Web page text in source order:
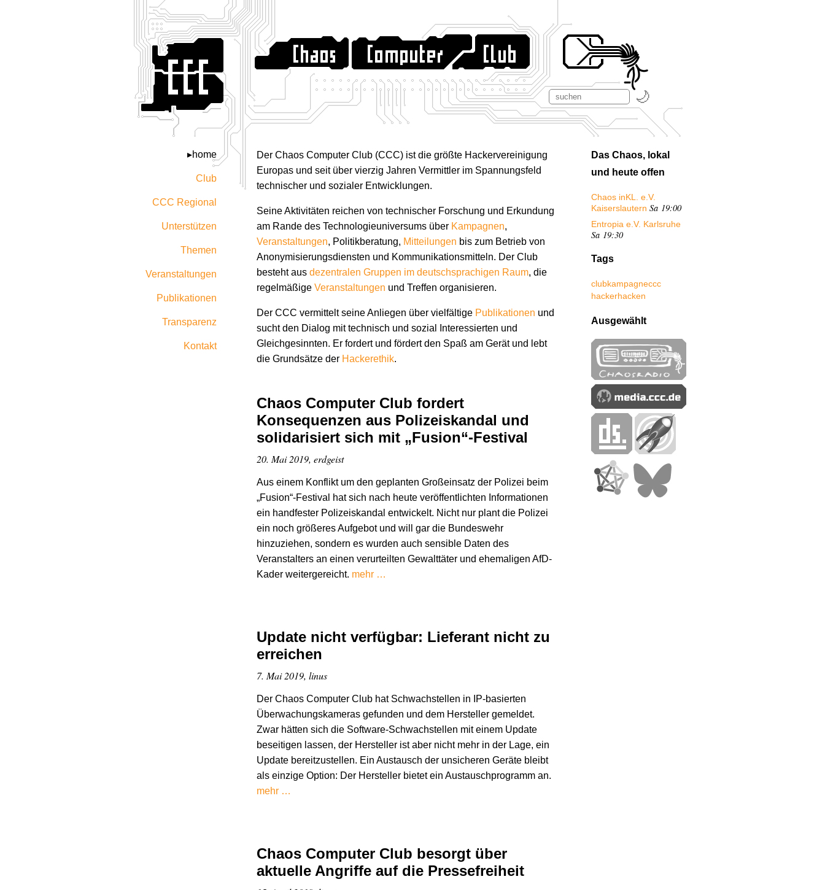
home
Club
CCC Regional
Unterstützen
Themen
Veranstaltungen
Publikationen
Transparenz
Kontakt
Der Chaos Computer Club (CCC) ist die größte Hackervereinigung
Europas und seit über vierzig Jahren Vermittler im Spannungsfeld
technischer und sozialer Entwicklungen.
Seine Aktivitäten reichen von technischer Forschung und Erkundung
am Rande des Technologie­universums über Kampagnen,
Veranstaltungen, Politikberatung, Mitteilungen bis zum Betrieb von
Anonymisierungs­diensten und Kommunikations­mitteln. Der Club
besteht aus dezentralen Gruppen im deutschsprachigen Raum, die
regelmäßige Veranstaltungen und Treffen organisieren.
Der CCC vermittelt seine Anliegen über vielfältige Publikationen und
sucht den Dialog mit technisch und sozial Interessierten und
Gleichgesinnten. Er fordert und fördert den Spaß am Gerät und lebt
die Grundsätze der Hacker­ethik.
Chaos Computer Club fordert
Konsequenzen aus Polizeiskandal und
solidarisiert sich mit „Fusion“-Festival
20. Mai 2019, erdgeist
Aus einem Konflikt um den geplanten Großeinsatz der Polizei beim
„Fusion“-Festival hat sich nach heute veröffentlichten Informationen
ein handfester Polizeiskandal entwickelt. Nicht nur plant die Polizei
ein noch größeres Aufgebot und will gar die Bundeswehr
hinzuziehen, sondern es wurden auch sensible Daten des
Veranstalters an einen verurteilten Gewalttäter und ehemaligen AfD-
Kader weitergereicht. mehr …
Update nicht verfügbar: Lieferant nicht zu
erreichen
7. Mai 2019, linus
Der Chaos Computer Club hat Schwachstellen in IP-basierten
Überwachungskameras gefunden und dem Hersteller gemeldet.
Zwar hätten sich die Software-Schwachstellen mit einem Update
beseitigen lassen, der Hersteller ist aber nicht mehr in der Lage, ein
Update bereitzustellen. Ein Austausch der unsicheren Geräte bleibt
als einzige Option: Der Hersteller bietet ein Austauschprogramm an.
mehr …
Chaos Computer Club besorgt über
aktuelle Angriffe auf die Pressefreiheit
Das Chaos, lokal
und heute offen
Chaos inKL. e.V.
Kaiserslautern Sa 19:00
Entropia e.V. Karlsruhe
Sa 19:30
Tags
clubkampagneccc
hackerhacken
Ausgewählt